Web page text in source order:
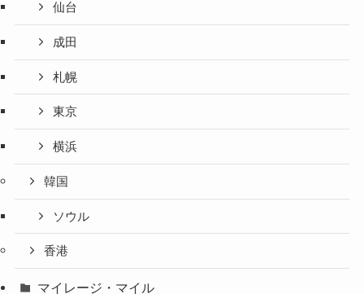
仙台
成田
札幌
東京
横浜
韓国
ソウル
香港
マイレージ・マイル